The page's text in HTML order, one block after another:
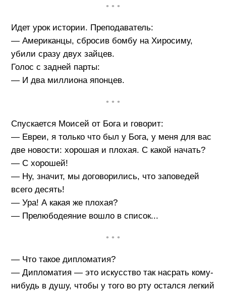
• • •
Идет урок истории. Преподаватель:
— Американцы, сбросив бомбу на Хиросиму,
убили сразу двух зайцев.
Голос с задней парты:
— И два миллиона японцев.
• • •
Спускается Моисей от Бога и говорит:
— Евреи, я только что был у Бога, у меня для вас
две новости: хорошая и плохая. С какой начать?
— С хорошей!
— Ну, значит, мы договорились, что заповедей
всего десять!
— Ура! А какая же плохая?
— Прелюбодеяние вошло в список...
• • •
— Что такое дипломатия?
— Дипломатия — это искусство так насрать кому-
нибудь в душу, чтобы у того во рту остался легкий